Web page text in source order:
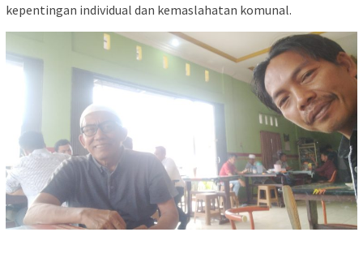
kepentingan individual dan kemaslahatan komunal.